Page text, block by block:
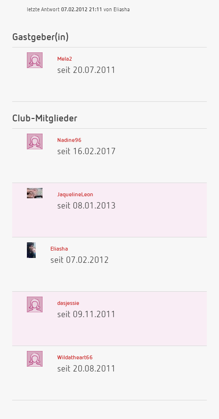
letzte Antwort 07.02.2012 21:11 von Eliasha
Gastgeber(in)
Mela2
seit 20.07.2011
Club-Mitglieder
Nadine96
seit 16.02.2017
JaquelineLeon
seit 08.01.2013
Eliasha
seit 07.02.2012
dasjessie
seit 09.11.2011
Wildatheart66
seit 20.08.2011